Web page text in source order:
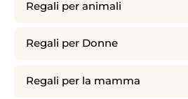
Regali per animali
Regali per Donne
Regali per la mamma